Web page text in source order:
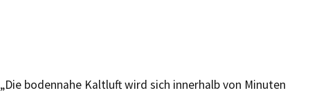
„Die bodennahe Kaltluft wird sich innerhalb von Minuten